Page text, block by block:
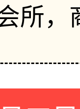
所，